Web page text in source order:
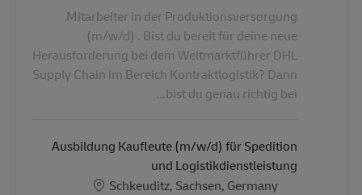
Mitarbeiter in der Produktionsversorgung
(m/w/d) . Bist du bereit für deine neue
Herausforderung bei dem Weltmarktführer DHL
Supply Chain im Bereich Kontraktlogistik? Dann
bist du genau richtig bei...
Ausbildung Kaufleute (m/w/d) für Spedition
und Logistikdienstleistung
الموقع
Schkeuditz, Sachsen, Germany